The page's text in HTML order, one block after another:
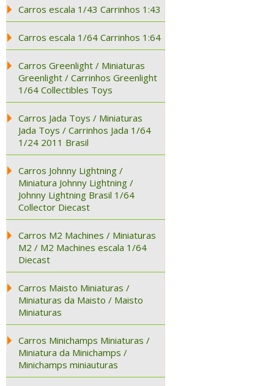
Carros escala 1/43 Carrinhos 1:43
Carros escala 1/64 Carrinhos 1:64
Carros Greenlight / Miniaturas
Greenlight / Carrinhos Greenlight
1/64 Collectibles Toys
Carros Jada Toys / Miniaturas
Jada Toys / Carrinhos Jada 1/64
1/24 2011 Brasil
Carros Johnny Lightning /
Miniatura Johnny Lightning /
Johnny Lightning Brasil 1/64
Collector Diecast
Carros M2 Machines / Miniaturas
M2 / M2 Machines escala 1/64
Diecast
Carros Maisto Miniaturas /
Miniaturas da Maisto / Maisto
Miniaturas
Carros Minichamps Miniaturas /
Miniatura da Minichamps /
Minichamps miniauturas